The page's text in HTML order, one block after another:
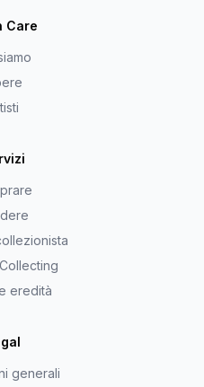
Care
eredità
generali